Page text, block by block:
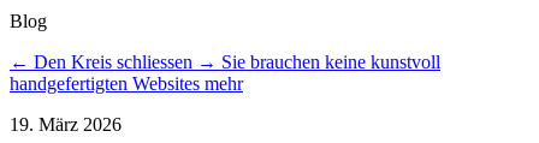
Blog
← Den Kreis schliessen → Sie brauchen keine kunstvoll
handgefertigten Websites mehr
19. März 2026